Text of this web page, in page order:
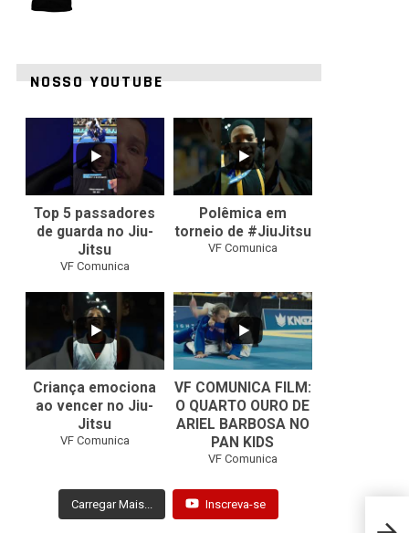
NOSSO YOUTUBE
0
Top 5 passadores
de guarda no Jiu-
Jitsu
VF Comunica
46 1
Polêmica em
torneio de #JiuJitsu
VF Comunica
0
Criança emociona
ao vencer no Jiu-
Jitsu
VF Comunica
...
0
VF COMUNICA FILM:
O QUARTO OURO DE
ARIEL BARBOSA NO
PAN KIDS
VF Comunica
Carregar Mais... Inscreva-se